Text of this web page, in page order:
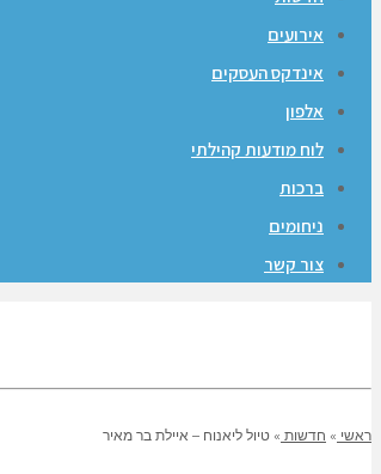
אירועים
אינדקס העסקים
אלפון
לוח מודעות קהילתי
ברכות
ניחומים
צור קשר
ראשי » חדשות » טיול ליאנוח – איילת בר מאיר